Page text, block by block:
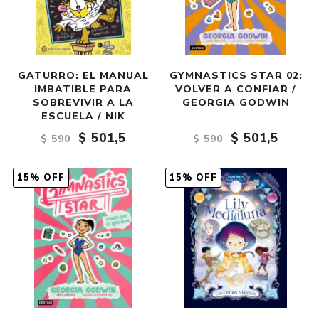
GATURRO: EL MANUAL
IMBATIBLE PARA
SOBREVIVIR A LA
ESCUELA / NIK
$ 590
$ 501,5
GYMNASTICS STAR 02:
VOLVER A CONFIAR /
GEORGIA GODWIN
$ 590 $ 501,5
15% OFF 15% OFF